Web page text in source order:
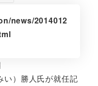
news/2014012
）勝人氏が就任記